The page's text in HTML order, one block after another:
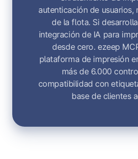
autenticación de usuarios,
de la flota. Si
integración de IA para
desde cero. ezeep
plataforma de impresión
más de 6.000
compatibilidad con
base de clientes